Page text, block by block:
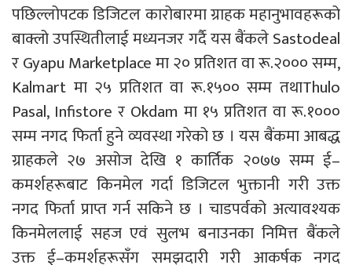
पछिल्लोपटक डिजिटल कारोबारमा ग्राहक महानुभावहरूको
बाक्लो उपस्थितीलाई मध्यनजर गर्दै यस बैंकले Sastodeal
र Gyapu Marketplace मा २० प्रतिशत वा रू.२००० सम्म,
Kalmart मा २५ प्रतिशत वा रू.१५०० सम्म तथाThulo
Pasal, Infistore र Okdam मा १५ प्रतिशत वा रू.१०००
सम्म नगद फिर्ता हुने व्यवस्था गरेको छ । यस बैंकमा आबद्ध
ग्राहकले २७ असोज देखि १ कार्तिक २०७७ सम्म ई–
कमर्शहरूबाट किनमेल गर्दा डिजिटल भुक्तानी गरी उक्त
नगद फिर्ता प्राप्त गर्न सकिने छ । चाडपर्वको अत्यावश्यक
किनमेललाई सहज एवं सुलभ बनाउनका निमित्त बैंकले
उक्त ई–कमर्शहरूसँग समझदारी गरी आकर्षक नगद